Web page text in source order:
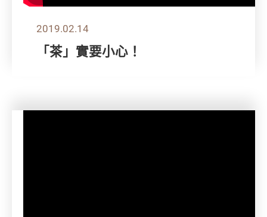
2019.02.14
「茶」實要小心！